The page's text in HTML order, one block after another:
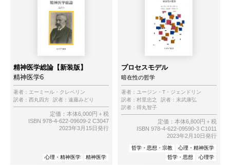
精神医学総論【新装版】
精神医学6
著者： エーミール・クレペリン
訳者： 西丸四方 訳者： 遠藤みどり
定価：本体6,000円＋税
ISBN 978-4-622-09609-2 C3047
2023年3月15日発行
心理・精神医学 精神医学
プロセスモデル
暗在性の哲学
著者： ユージン・T・ジェンドリン
訳者： 村里忠之 訳者： 末武康弘
訳者： 得丸智子
定価：本体6,800円＋税
ISBN 978-4-622-09590-3 C1011
2023年2月10日発行
哲学・思想・宗教
心理・精神医学
哲学・思想
心理学